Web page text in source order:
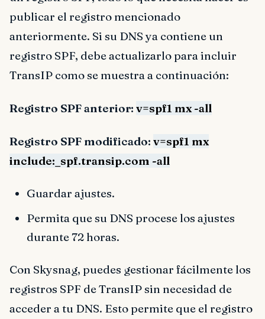
publicar el registro mencionado
anteriormente. Si su DNS ya contiene un
registro SPF, debe actualizarlo para incluir
TransIP como se muestra a continuación:
Registro SPF anterior: v=spf1 mx -all
Registro SPF modificado: v=spf1 mx
include:_spf.transip.com -all
Guardar ajustes.
Permita que su DNS procese los ajustes
durante 72 horas.
Con Skysnag, puedes gestionar fácilmente los
registros SPF de TransIP sin necesidad de
acceder a tu DNS. Esto permite que el registro